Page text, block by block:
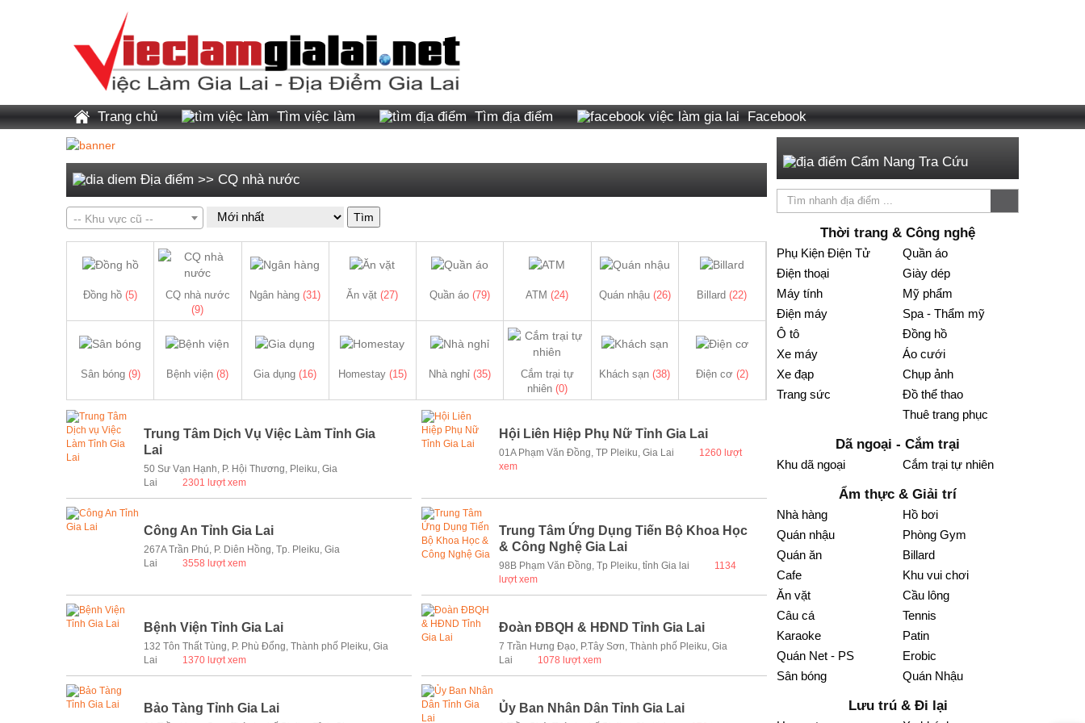
Trang chủ Tìm việc làm Tìm địa điểm Facebook
Địa điểm >> CQ nhà nước
-- Khu vực cũ -- Tìm
Đồng hồ(5)
Sân bóng (9)
CQ nhà nước
(9)
Bệnh viện(8)
Ngân hàng(31)
Gia dụng(16)
Ăn vặt(27)
Homestay (15)
Quần áo(79)
Nhà nghỉ(35)
ATM(24)
Cắm trại tự
nhiên (0)
Quán nhậu (26)
Khách sạn(38)
Billard(22)
Điện cơ (2)
Nhà sách
Nhà trọ
Giày dép(13)
DV thuê xe(1)
Quán Net - PS
Trung Tâm Dịch Vụ Việc Làm Tỉnh Gia
Lai
50 Sư Vạn Hạnh, P. Hội Thương, Pleiku, Gia
Lai
2301 lượt xem
Hội Liên Hiệp Phụ Nữ Tỉnh Gia Lai
01A Phạm Văn Đồng, TP Pleiku, Gia Lai
1260 lượt
xem
Công An Tỉnh Gia Lai
267A Trần Phú, P. Diên Hồng, Tp. Pleiku, Gia
Lai
3558 lượt xem
Trung Tâm Ứng Dụng Tiến Bộ Khoa Học
& Công Nghệ Gia Lai
98B Phạm Văn Đồng, Tp Pleiku, tỉnh Gia lai
1134
lượt xem
Bệnh Viện Tỉnh Gia Lai
132 Tôn Thất Tùng, P. Phù Đổng, Thành phố Pleiku, Gia
Lai
1370 lượt xem
Đoàn ĐBQH & HĐND Tỉnh Gia Lai
7 Trần Hưng Đạo, P.Tây Sơn, Thành phố Pleiku, Gia
Lai
1078 lượt xem
Bảo Tàng Tỉnh Gia Lai Ủy Ban Nhân Dân Tỉnh Gia Lai
Cẩm Nang Tra Cứu
Thời trang & Công nghệ
Phụ Kiện Điện Tử
Điện thoại
Máy tính
Điện máy
Ô tô
Xe máy
Xe đạp
Trang sức
Quần áo
Giày dép
Mỹ phẩm
Spa - Thẩm mỹ
Đồng hồ
Áo cưới
Chụp ảnh
Đồ thể thao
Thuê trang phục
Dã ngoại - Cắm trại
Khu dã ngoại Cắm trại tự nhiên
Ẩm thực & Giải trí
Nhà hàng
Quán nhậu
Quán ăn
Cafe
Ăn vặt
Câu cá
Karaoke
Quán Net - PS
Sân bóng
Hồ bơi
Phòng Gym
Billard
Khu vui chơi
Cầu lông
Tennis
Patin
Erobic
Quán Nhậu
Lưu trú & Đi lại